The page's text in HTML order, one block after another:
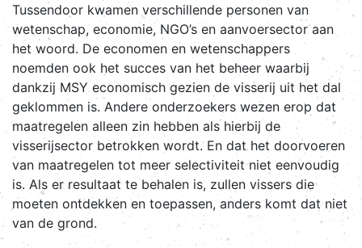
Tussendoor kwamen verschillende personen van
wetenschap, economie, NGO’s en aanvoersector aan
het woord. De economen en wetenschappers
noemden ook het succes van het beheer waarbij
dankzij MSY economisch gezien de visserij uit het dal
geklommen is. Andere onderzoekers wezen erop dat
maatregelen alleen zin hebben als hierbij de
visserijsector betrokken wordt. En dat het doorvoeren
van maatregelen tot meer selectiviteit niet eenvoudig
is. Als er resultaat te behalen is, zullen vissers die
moeten ontdekken en toepassen, anders komt dat niet
van de grond.